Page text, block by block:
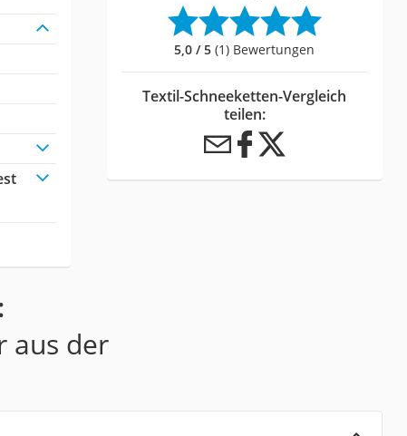
5,0 / 5 (1) Bewertungen
Textil-Schneeketten-Vergleich
teilen:
aus der